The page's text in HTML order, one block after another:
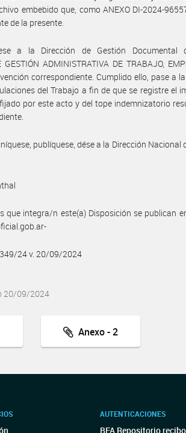
embebido que, como ANEXO DI-2024-
de la presente.
a la Dirección de Gestión Documental
GESTIÓN ADMINISTRATIVA DE TRABAJO,
correspondiente. Cumplido ello, pase a
del Trabajo a fin de que se registre el
por este acto y del tope indemnizatorio
publíquese, dése a la Dirección Nacional
que integra/n este(a) Disposición se publican
24 v. 20/09/2024
20/09/2024
Anexo - 2
AUTENTICACIONES
BFA Repositorio